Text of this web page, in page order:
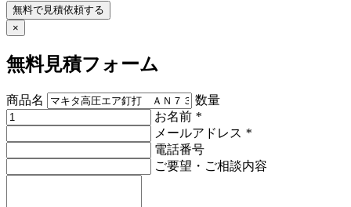
無料で見積依頼する
×
無料見積フォーム
商品名
数量
お名前 *
メールアドレス *
電話番号
ご要望・ご相談内容